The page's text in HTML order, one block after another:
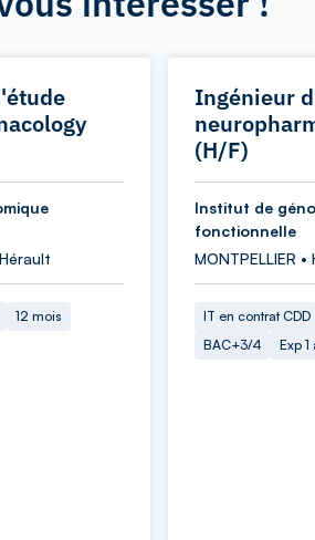
12 mois
Ingénieur
(H/F)
Institut de
fonctionnelle
MONTPELLIER •
IT en contrat CDD
BAC+3/4
Exp